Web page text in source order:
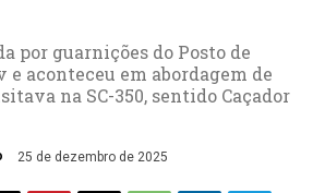
por guarnições do Posto de
e aconteceu em abordagem de
na SC-350, sentido Caçador
25 de dezembro de 2025